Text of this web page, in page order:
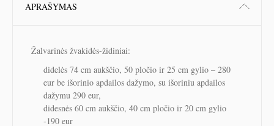
APRAŠYMAS
Žalvarinės žvakidės-židiniai:
didelės 74 cm aukščio, 50 pločio ir 25 cm gylio – 280
eur be išorinio apdailos dažymo, su išoriniu apdailos
dažymu 290 eur,
didesnės 60 cm aukščio, 40 cm pločio ir 20 cm gylio
-190 eur